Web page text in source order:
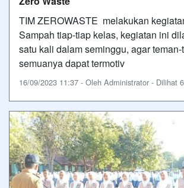
TIM ZEROWASTE melakukan
Sampah tiap-tiap kelas, kegiatan ini
satu kali dalam seminggu, agar teman-
semuanya dapat termotiv
16/09/2023 11:37 - Oleh Administrator - Dilihat